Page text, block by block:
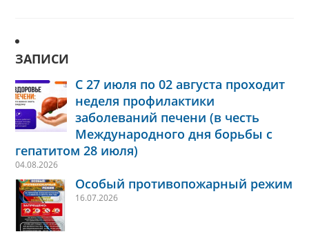
ЗАПИСИ
С 27 июля по 02 августа проходит
неделя профилактики
заболеваний печени (в честь
Международного дня борьбы с
гепатитом 28 июля)
04.08.2026
Особый противопожарный режим
16.07.2026